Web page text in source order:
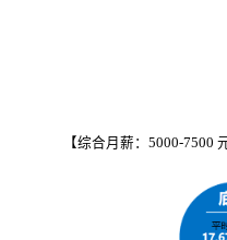
【综合月薪：5000-7500